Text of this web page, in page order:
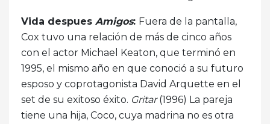
Vida despues Amigos: Fuera de la pantalla,
Cox tuvo una relación de más de cinco años
con el actor Michael Keaton, que terminó en
1995, el mismo año en que conoció a su futuro
esposo y coprotagonista David Arquette en el
set de su exitoso éxito. Gritar(1996) La pareja
tiene una hija, Coco, cuya madrina no es otra